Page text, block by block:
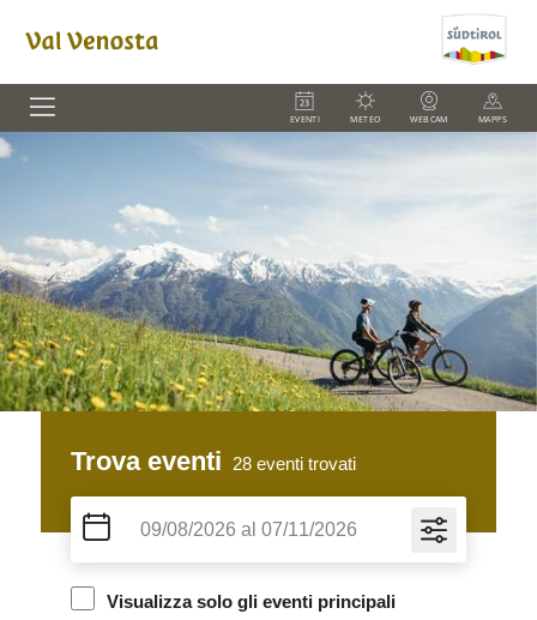
EVENTI METEO WEBCAM MAPPS
Trova eventi 28 eventi trovati
Visualizza solo gli eventi principali